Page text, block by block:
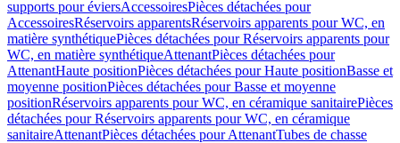
supports pour éviersAccessoiresPièces détachées pour
AccessoiresRéservoirs apparentsRéservoirs apparents pour WC, en
matière synthétiquePièces détachées pour Réservoirs apparents pour
WC, en matière synthétiqueAttenantPièces détachées pour
AttenantHaute positionPièces détachées pour Haute positionBasse et
moyenne positionPièces détachées pour Basse et moyenne
positionRéservoirs apparents pour WC, en céramique sanitairePièces
détachées pour Réservoirs apparents pour WC, en céramique
sanitaireAttenantPièces détachées pour AttenantTubes de chasse